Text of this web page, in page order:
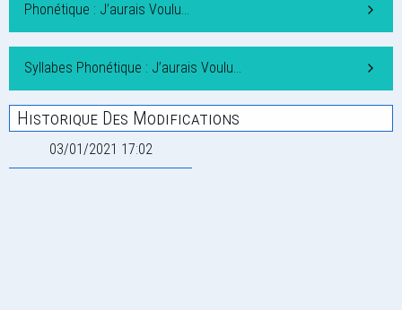
Phonétique : J’aurais Voulu…
Syllabes Phonétique : J’aurais Voulu…
Historique Des Modifications
03/01/2021 17:02